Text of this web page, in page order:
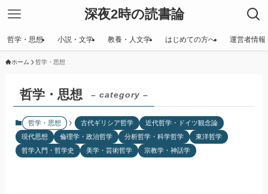
深夜2時の読書論
哲学・思想 小説・文学 教養・人文学 はじめての方へ 運営者情報
ホーム 哲学・思想
哲学・思想 – category –
哲学・思想 古代ギリシア哲学
近代哲学・ドイツ観念論
現代思想
倫理学・政治哲学 分析哲学・科学哲学
東洋哲学
哲学入門・哲学史
美学・芸術哲学 宗教学・神話学